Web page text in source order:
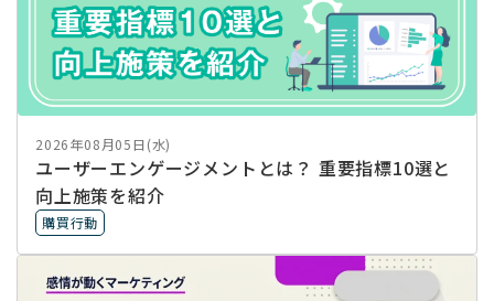
2026年08月05日(水)
ユーザーエンゲージメントとは？ 重要指標10選と
向上施策を紹介
購買行動